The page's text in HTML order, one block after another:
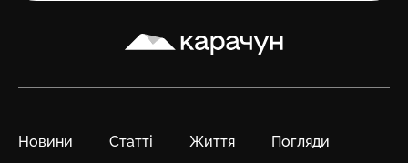
Карачун
Новини Статті Життя Погляди